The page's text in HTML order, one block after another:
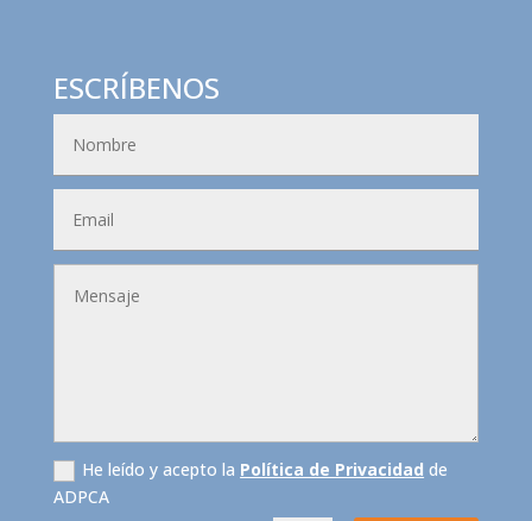
ESCRÍBENOS
He leído y acepto la Política de Privacidad de
ADPCA